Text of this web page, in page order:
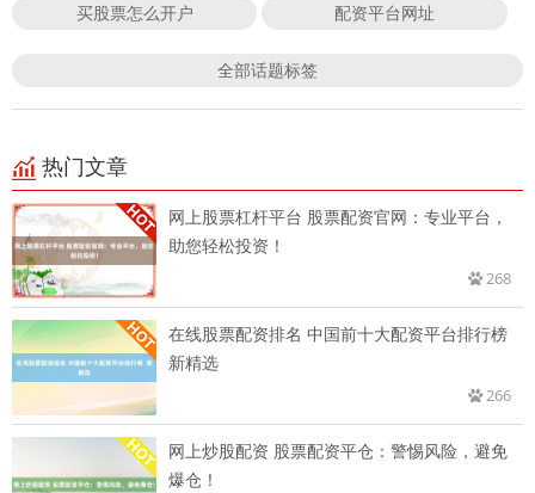
买股票怎么开户 配资平台网址
全部话题标签
热门文章
网上股票杠杆平台 股票配资官网：专业平台，
助您轻松投资！
268
在线股票配资排名 中国前十大配资平台排行榜
新精选
266
网上炒股配资 股票配资平仓：警惕风险，避免
爆仓！